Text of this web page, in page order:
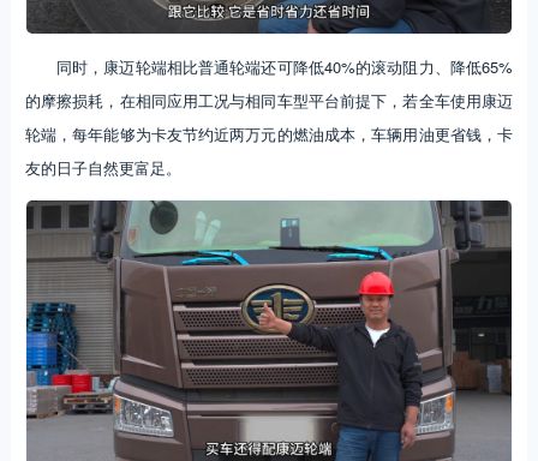
同时，康迈轮端相比普通轮端还可降低40%的滚动阻力、降低65%
的摩擦损耗，在相同应用工况与相同车型平台前提下，若全车使用康迈
轮端，每年能够为卡友节约近两万元的燃油成本，车辆用油更省钱，卡
友的日子自然更富足。